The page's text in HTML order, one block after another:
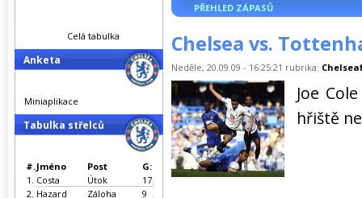
PŘEHLED ZÁPASŮ
Chelsea vs.
Neděle, 20.09.09 - 16:25:21 rubrika:
Joe
hřiště
Celá tabulka
Anketa
Miniaplikace
Tabulka střelců
#.Jméno Post
G:
1. Costa Útok
17
2. Hazard Záloha
9